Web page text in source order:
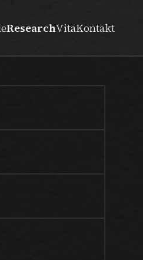
ResearchVitaKontakt